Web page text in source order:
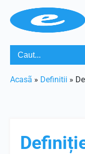
Acasã » Definitii »